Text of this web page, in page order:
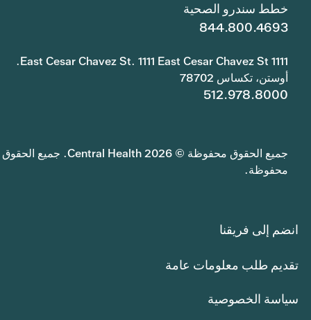
خطط سندرو الصحية
844.800.4693
1111 East Cesar Chavez St. 1111 East Cesar Chavez St.
أوستن، تكساس 78702
512.978.8000
جميع الحقوق محفوظة © 2026 Central Health. جميع الحقوق
محفوظة.
انضم إلى فريقنا
تقديم طلب معلومات عامة
سياسة الخصوصية